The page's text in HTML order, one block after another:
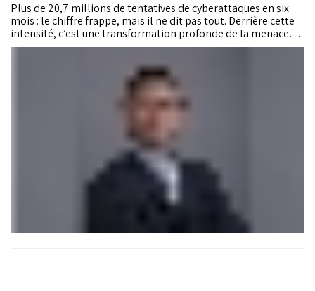
Plus de 20,7 millions de tentatives de cyberattaques en six
mois : le chiffre frappe, mais il ne dit pas tout. Derrière cette
intensité, c’est une transformation profonde de la menace
cyber qui s’installe : durable, stratégique, systémique. Dans
gestion des risques stratégiques, analyse l’ampleur des
risques, alerte sur les fragilités du modèle actuel et appelle à
un sursaut stratégique pour faire de la résilience cyber un
pilier de souveraineté et d’influence continentale.